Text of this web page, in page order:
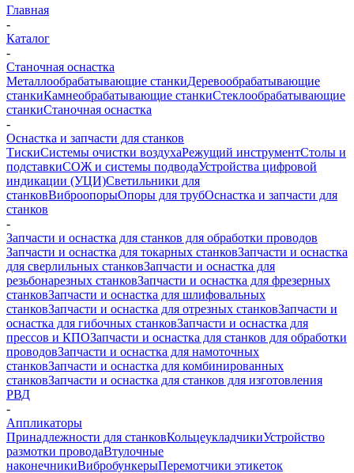
Главная
-
Каталог
-
Станочная оснастка
Металлообрабатывающие станкиДеревообрабатывающие
станкиКамнеобрабатывающие станкиСтеклообрабатывающие
станкиСтаночная оснастка
-
Оснастка и запчасти для станков
ТискиСистемы очистки воздухаРежущий инструментСтолы и
подставкиСОЖ и системы подводаУстройства цифровой
индикации (УЦИ)Светильники для
станковВиброопорыОпоры для трубОснастка и запчасти для
станков
-
Запчасти и оснастка для станков для обработки проводов
Запчасти и оснастка для токарных станковЗапчасти и оснастка
для сверлильных станковЗапчасти и оснастка для
резьбонарезных станковЗапчасти и оснастка для фрезерных
станковЗапчасти и оснастка для шлифовальных
станковЗапчасти и оснастка для отрезных станковЗапчасти и
оснастка для гибочных станковЗапчасти и оснастка для
прессов и КПОЗапчасти и оснастка для станков для обработки
проводовЗапчасти и оснастка для намоточных
станковЗапчасти и оснастка для комбинированных
станковЗапчасти и оснастка для станков для изготовления
РВД
-
Аппликаторы
Принадлежности для станковКольцеукладчикиУстройство
размотки проводаВтулочные
наконечникиВибробункерыПеремотчики этикеток